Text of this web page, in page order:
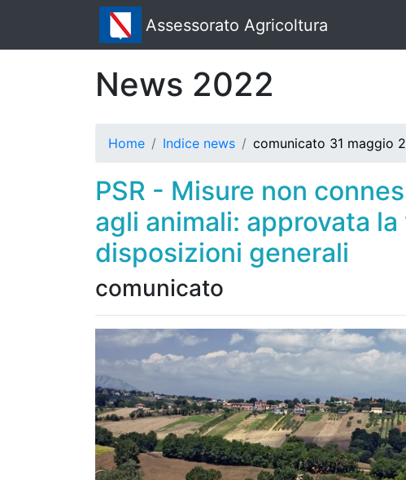
Assessorato Agricoltura
News 2022
Home Indice news comunicato 31 maggio
PSR - Misure non
agli animali: approvata
disposizioni generali
comunicato